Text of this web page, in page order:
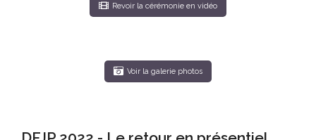
Revoir la cérémonie en vidéo
Voir la galerie photos